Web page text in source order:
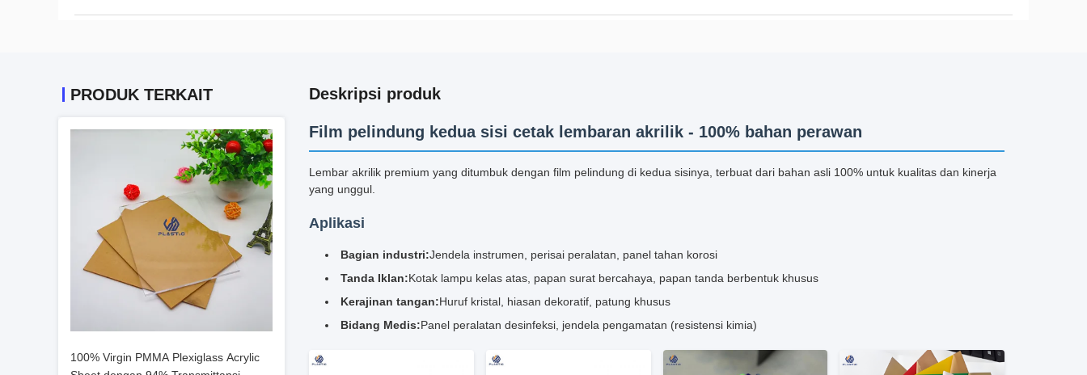
PRODUK TERKAIT
100% Virgin PMMA Plexiglass Acrylic
Deskripsi produk
Film pelindung kedua sisi cetak lembaran akrilik - 100% bahan perawan
Lembar akrilik premium yang ditumbuk dengan film pelindung di kedua sisinya, terbuat dari bahan asli 100% untuk kualitas dan kinerja
yang unggul.
Aplikasi
Bagian industri:Jendela instrumen, perisai peralatan, panel tahan korosi
Tanda Iklan:Kotak lampu kelas atas, papan surat bercahaya, papan tanda berbentuk khusus
Kerajinan tangan:Huruf kristal, hiasan dekoratif, patung khusus
Bidang Medis:Panel peralatan desinfeksi, jendela pengamatan (resistensi kimia)